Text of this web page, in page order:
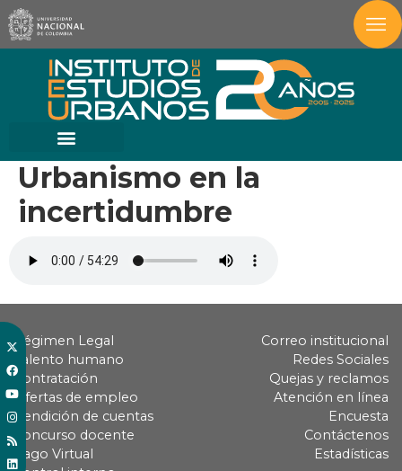
Urbanismo en la
incertidumbre
Régimen Legal
Talento humano
Contratación
Ofertas de empleo
Rendición de cuentas
Concurso docente
Pago Virtual
Correo institucional
Redes Sociales
Quejas y reclamos
Atención en línea
Encuesta
Contáctenos
Estadísticas